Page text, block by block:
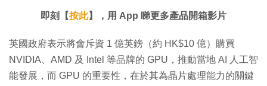
:
3
%
時
即刻【按此】，用 App 睇更多產品開箱影片
英國政府表示將會斥資 1 億英鎊（約 HK$10 億）購買
NVIDIA、AMD 及 Intel 等品牌的 GPU，推動當地 AI 人工智
能發展，而 GPU 的重要性，在於其為晶片處理能力的關鍵